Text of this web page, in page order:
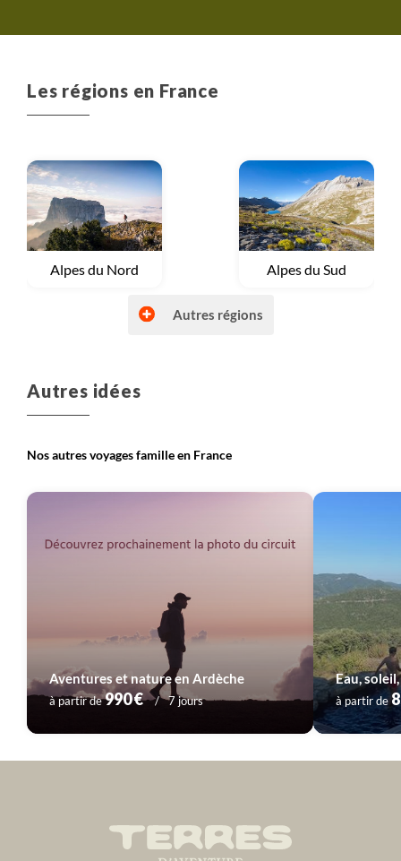
Les régions en France
Voyage
Alpes du Nord Voyage
Alpes du Sud
Voyage
Autres régions (France)
Voyage
Corse Voyage
Massif Central
Voyage
Provence - Côte d'Azur Voyage
Pyrénées
Sud-Ouest Voyage
Vallée de la Loire
Autres régions
Autres idées
Nos autres voyages famille en France
Aventures et nature en Ardèche
à partir de990 € 7 jours
Eau,
à partir de